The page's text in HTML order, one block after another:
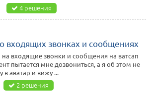
4 решения
входящих звонках и сообщениях
входящие звонки и сообщения на ватсап
пытается мне дозвониться, а я об этом не
в аватар и вижу ...
2 решения